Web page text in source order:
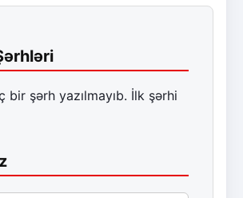
bir şərh yazılmayıb. İlk şərhi